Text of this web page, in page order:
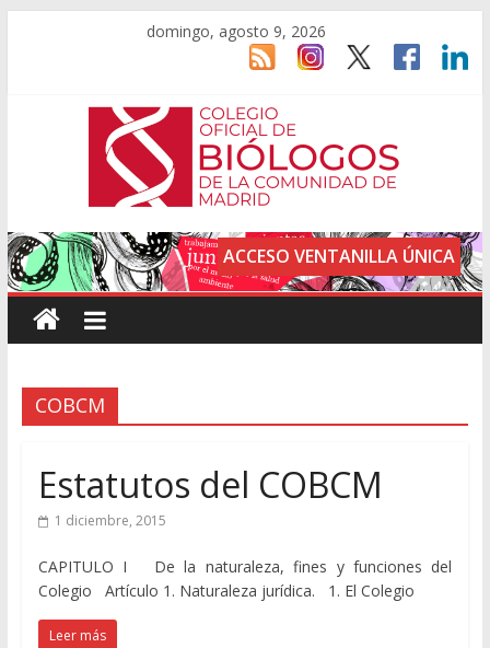
domingo, agosto 9, 2026
ACCESO VENTANILLA ÚNICA
COBCM
Estatutos del COBCM
1 diciembre, 2015
CAPITULO I De la naturaleza, fines y funciones del
Colegio Artículo 1. Naturaleza jurídica. 1. El Colegio
Leer más